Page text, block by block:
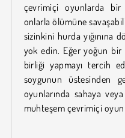
çevrimiçi oyunlarda bir
onlarla ölümüne
sizinkini hurda yığınına
yok edin. Eğer yoğun bir
birliği yapmayı tercih
soygunun üstesinden
oyunlarında sahaya
muhteşem çevrimiçi